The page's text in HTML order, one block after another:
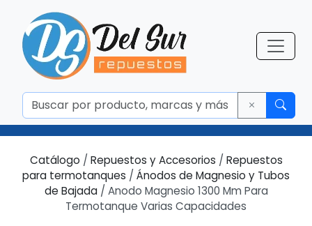
Catálogo / Repuestos y Accesorios / Repuestos
para termotanques / Ánodos de Magnesio y Tubos
de Bajada/ Anodo Magnesio 1300 Mm Para
Termotanque Varias Capacidades